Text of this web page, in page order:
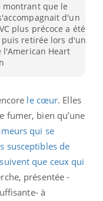
montrant que le
d'un
plus précoce a été
puis retirée lors d'un
l'American Heart
le cœur. Elles
fumer, bien qu’une
qui se
susceptibles de
que ceux qui
présentée -
à